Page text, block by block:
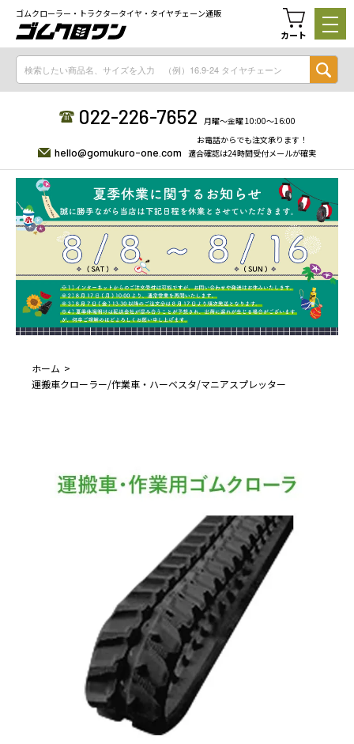
ゴムクローラー・トラクタータイヤ・タイヤチェーン通販
カート
022-226-7652 月曜〜金曜 10:00〜16:00
hello@gomukuro-one.com
お電話からでも注文承ります！
適合確認は24時間受付メールが確実
ホーム
運搬車クローラー/作業車・ハーベスタ/マニアスプレッター